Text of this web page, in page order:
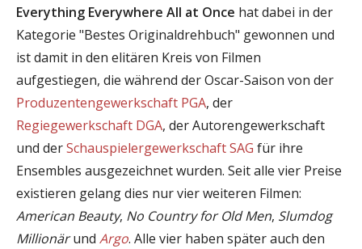
Everything Everywhere All at Once hat dabei in der
Kategorie "Bestes Originaldrehbuch" gewonnen und
ist damit in den elitären Kreis von Filmen
aufgestiegen, die während der Oscar-Saison von der
Produzentengewerkschaft PGA, der
Regiegewerkschaft DGA, der Autorengewerkschaft
und derSchauspielergewerkschaft SAG für ihre
Ensembles ausgezeichnet wurden. Seit alle vier Preise
existieren gelang dies nur vier weiteren Filmen:
American Beauty, No Country for Old Men, Slumdog
Millionärund Argo. Alle vier haben später auch den